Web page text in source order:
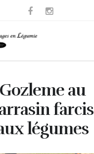
Gozleme au
farcis
légumes